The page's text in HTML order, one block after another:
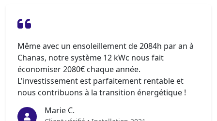
Même avec un ensoleillement de 2084h par an à
Chanas, notre système 12 kWc nous fait
économiser 2080€ chaque année.
L'investissement est parfaitement rentable et
nous contribuons à la transition énergétique !
Marie C.